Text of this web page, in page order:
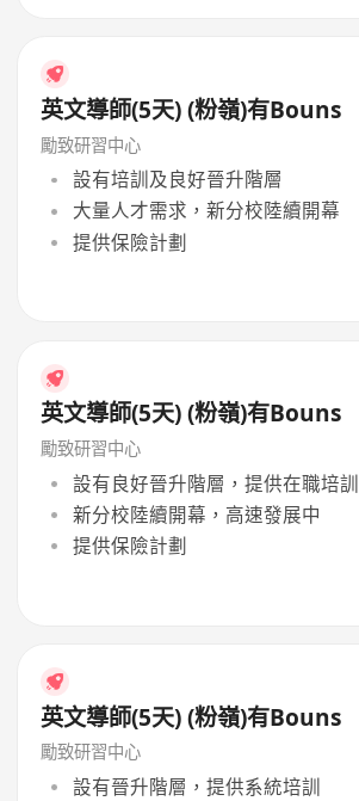
英文導師(5天) (粉嶺)有Bouns
勵致研習中心
設有培訓及良好晉升階層
大量人才需求，新分校陸續開幕
提供保險計劃
英文導師(5天) (粉嶺)有Bouns
勵致研習中心
設有良好晉升階層，提供在職培訓
新分校陸續開幕，高速發展中
提供保險計劃
英文導師(5天) (粉嶺)有Bouns
勵致研習中心
設有晉升階層，提供系統培訓